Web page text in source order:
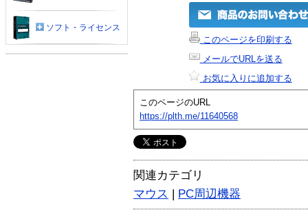
このページを印刷する
メールでURLを送る
お気に入りに追加する
このページのURL
https://plth.me/11640568
関連カテゴリ
マウス | PC周辺機器
ソフト・ライセンス